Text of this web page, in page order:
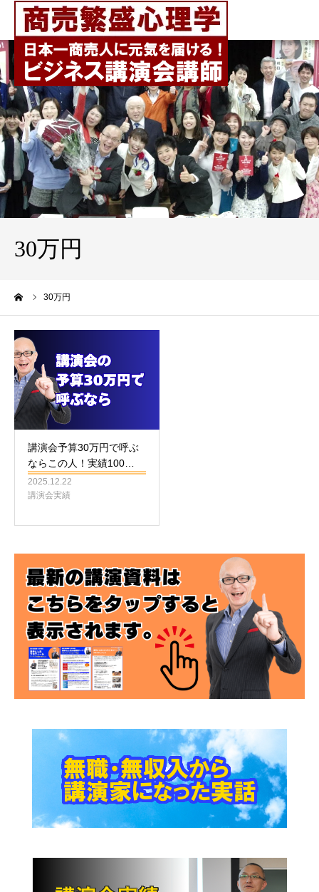
30万円
30万円
講演会予算30万円で呼ぶ
ならこの人！実績100…
2025.12.22
講演会実績